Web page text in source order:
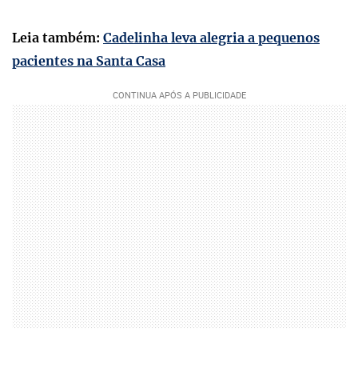
Leia também: Cadelinha leva alegria a pequenos
pacientes na Santa Casa